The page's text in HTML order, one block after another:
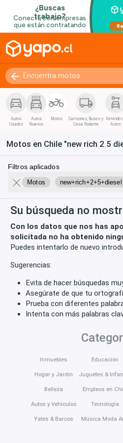
Autos
Usados
Autos
Nuevos
Motos
Camiones, Buses y
Casa Rodante
Arriendo
Autos
Motos en Chile "new rich 2 5
Filtros aplicados
Motos new+rich+2+5+diesel
Su búsqueda no
Con los datos que nos has
solicitada no ha obtenido
Puedes intentarlo de nuevo
Sugerencias:
Evita de hacer búsquedas
Asegúrate de que tu
Prueba con diferentes
Intenta con más palabras
Inmuebles
Hogar y Jardín
Belleza
Autos y Vehículos
Yates & Barcos
Educación
Juguetes &
Empleos en
Tecnología
Música Moda